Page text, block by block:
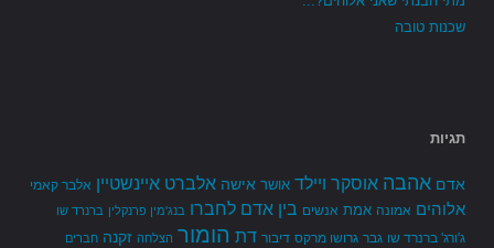
שכנות טובה
תגיות
אדם אהבה אוסקר ויילד אושר אישה אלברט איינשטיין אלבר קאמי
אלוהים אמונה אמת אנשים בין אדם לחברו בנג'מין פרנקלין ברנרד שו
ג'ורג' ברנרד שו גבר גרושו מרקס דיבור דת הומור הצלחה זקנה חברים